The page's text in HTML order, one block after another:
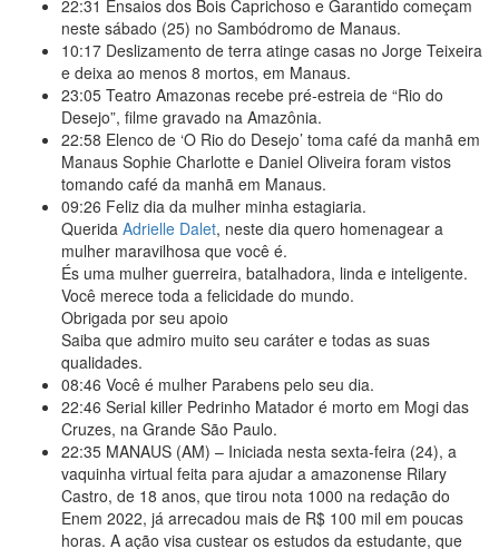
22:31 Ensaios dos Bois Caprichoso e Garantido começam
neste sábado (25) no Sambódromo de Manaus.
10:17 Deslizamento de terra atinge casas no Jorge Teixeira
e deixa ao menos 8 mortos, em Manaus.
23:05 Teatro Amazonas recebe pré-estreia de “Rio do
Desejo”, filme gravado na Amazônia.
22:58 Elenco de ‘O Rio do Desejo’ toma café da manhã em
Manaus Sophie Charlotte e Daniel Oliveira foram vistos
tomando café da manhã em Manaus.
09:26 Feliz dia da mulher minha estagiaria.
Querida Adrielle Dalet, neste dia quero homenagear a
mulher maravilhosa que você é.
És uma mulher guerreira, batalhadora, linda e inteligente.
Você merece toda a felicidade do mundo.
Obrigada por seu apoio
Saiba que admiro muito seu caráter e todas as suas
qualidades.
08:46 Você é mulher Parabens pelo seu dia.
22:46 Serial killer Pedrinho Matador é morto em Mogi das
Cruzes, na Grande São Paulo.
22:35 MANAUS (AM) – Iniciada nesta sexta-feira (24), a
vaquinha virtual feita para ajudar a amazonense Rilary
Castro, de 18 anos, que tirou nota 1000 na redação do
Enem 2022, já arrecadou mais de R$ 100 mil em poucas
horas. A ação visa custear os estudos da estudante, que